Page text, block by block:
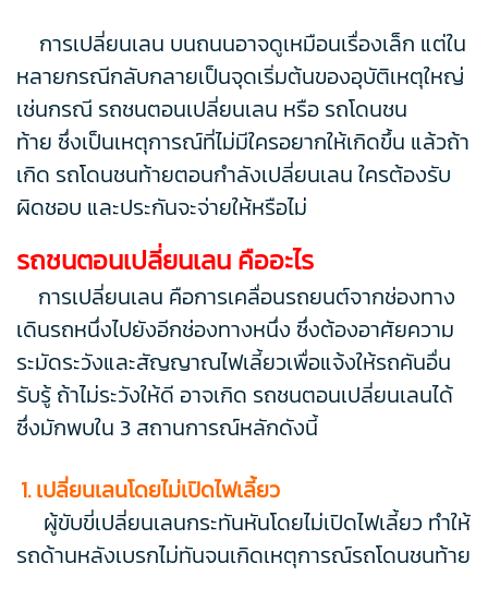
การเปลี่ยนเลน บนถนนอาจดูเหมือนเรื่องเล็ก แต่ใน
หลายกรณีกลับกลายเป็นจุดเริ่มต้นของอุบัติเหตุใหญ่
เช่นกรณี รถชนตอนเปลี่ยนเลน หรือ รถโดนชน
ท้าย ซึ่งเป็นเหตุการณ์ที่ไม่มีใครอยากให้เกิดขึ้น แล้วถ้า
เกิด รถโดนชนท้ายตอนกำลังเปลี่ยนเลน ใครต้องรับ
ผิดชอบ และประกันจะจ่ายให้หรือไม่
รถชนตอนเปลี่ยนเลน คืออะไร
การเปลี่ยนเลน คือการเคลื่อนรถยนต์จากช่องทาง
เดินรถหนึ่งไปยังอีกช่องทางหนึ่ง ซึ่งต้องอาศัยความ
ระมัดระวังและสัญญาณไฟเลี้ยวเพื่อแจ้งให้รถคันอื่น
รับรู้ ถ้าไม่ระวังให้ดี อาจเกิด รถชนตอนเปลี่ยนเลนได้
ซึ่งมักพบใน 3 สถานการณ์หลักดังนี้
1. เปลี่ยนเลนโดยไม่เปิดไฟเลี้ยว
ผู้ขับขี่เปลี่ยนเลนกระทันหันโดยไม่เปิดไฟเลี้ยว ทำให้
รถด้านหลังเบรกไม่ทันจนเกิดเหตุการณ์รถโดนชนท้าย